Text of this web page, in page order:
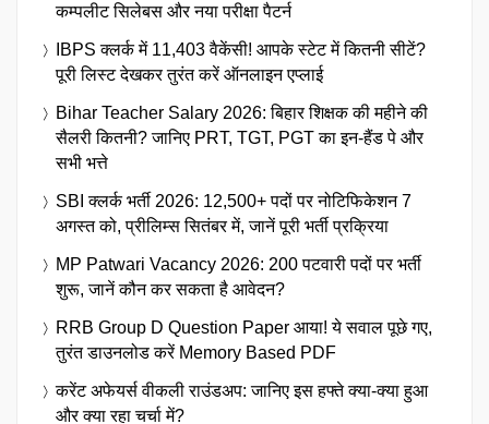
कम्पलीट सिलेबस और नया परीक्षा पैटर्न
IBPS क्लर्क में 11,403 वैकेंसी! आपके स्टेट में कितनी सीटें?
पूरी लिस्ट देखकर तुरंत करें ऑनलाइन एप्लाई
Bihar Teacher Salary 2026: बिहार शिक्षक की महीने की
सैलरी कितनी? जानिए PRT, TGT, PGT का इन-हैंड पे और
सभी भत्ते
SBI क्लर्क भर्ती 2026: 12,500+ पदों पर नोटिफिकेशन 7
अगस्त को, प्रीलिम्स सितंबर में, जानें पूरी भर्ती प्रक्रिया
MP Patwari Vacancy 2026: 200 पटवारी पदों पर भर्ती
शुरू, जानें कौन कर सकता है आवेदन?
RRB Group D Question Paper आया! ये सवाल पूछे गए,
तुरंत डाउनलोड करें Memory Based PDF
करेंट अफेयर्स वीकली राउंडअप: जानिए इस हफ्ते क्या-क्या हुआ
और क्या रहा चर्चा में?